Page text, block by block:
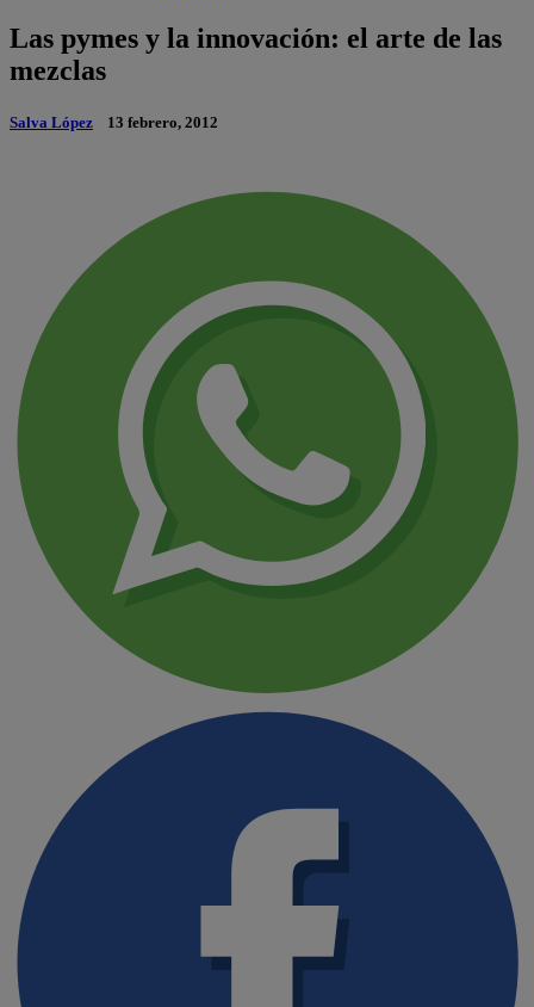
Las pymes y la innovación: el arte de las
mezclas
Salva López 13 febrero, 2012